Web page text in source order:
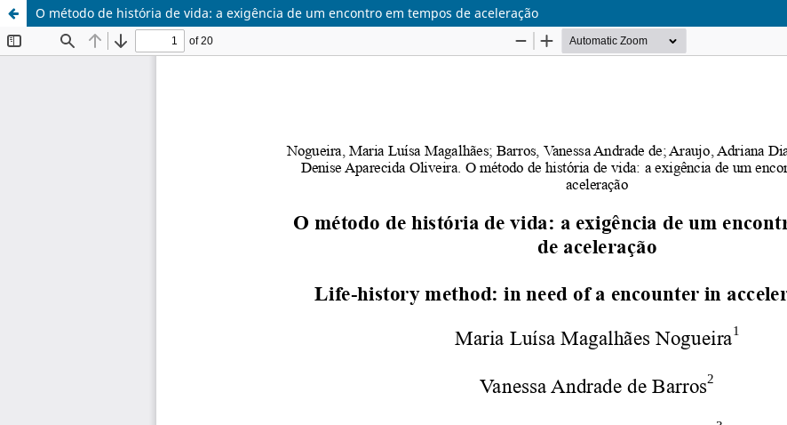
O método de história de vida: a exigência de um encontro em tempos de aceleração